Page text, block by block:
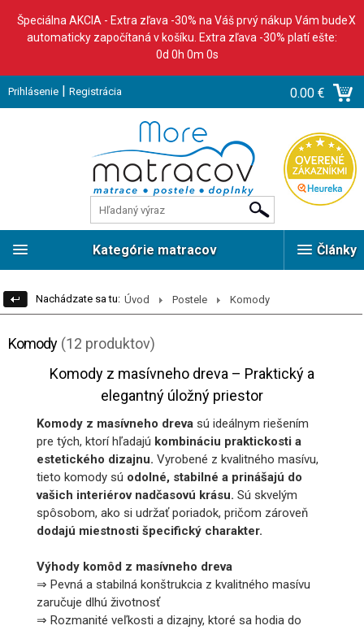
Špeciálna AKCIA - Extra zľava -30% na Váš prvý nákup Vám bude
automaticky započítaná v košíku. Extra zľava -30% platí ešte:
0d 0h 0m 0s
X
Prihlásenie | Registrácia 0.00 €
Články
Kategórie matracov
Nachádzate sa tu: Úvod Postele Komody
Komody (12 produktov)
Komody z masívneho dreva – Praktický a
elegantný úložný priestor
Komody z masívneho dreva sú ideálnym riešením
pre tých, ktorí hľadajú kombináciu praktickosti a
estetického dizajnu. Vyrobené z kvalitného masívu,
tieto komody sú odolné, stabilné a prinášajú do
vašich interiérov nadčasovú krásu. Sú skvelým
spôsobom, ako si udržať poriadok, pričom zároveň
dodajú miestnosti špecifický charakter.
Výhody komôd z masívneho dreva
⇒ Pevná a stabilná konštrukcia z kvalitného masívu
zaručuje dlhú životnosť
⇒ Rozmanité veľkosti a dizajny, ktoré sa hodia do